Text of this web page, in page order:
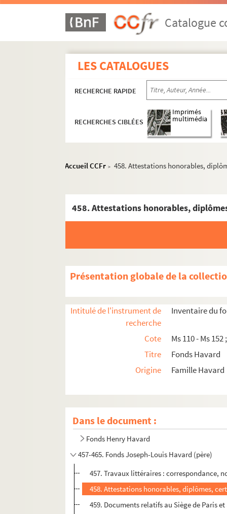
Catalogue
LES CATALOGUES
RECHERCHE RAPIDE
RECHERCHES CIBLÉES
Imprimés
multimédia
Accueil CCFr > 458. Attestations honorables,
458. Attestations honorables,
Présentation globale de la
Intitulé de l'instrument de
recherche
Inventaire du
Cote
Ms 110 - Ms
Titre
Fonds Havard
Origine
Famille Havard
Dans le document :
Fonds Henry Havard
457-465. Fonds Joseph-Louis Havard (père)
457. Travaux littéraires : correspondance,
458. Attestations honorables, diplômes,
459. Documents relatifs au Siège de Paris